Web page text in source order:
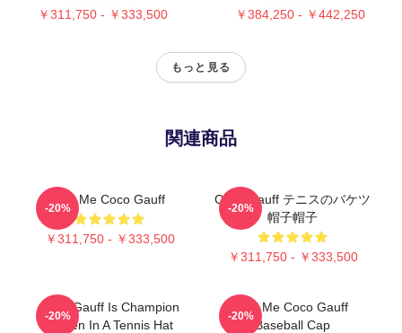
￥311,750 - ￥333,500 ￥384,250 - ￥442,250
もっと見る
関連商品
Call Me Coco Gauff
￥311,750 - ￥333,500
-20%
Coco Gauff テニスのバケツ
帽子帽子
￥311,750 - ￥333,500
-20%
Coco Gauff Is Champion
Queen In A Tennis Hat
-20%
Call Me Coco Gauff
Baseball Cap
-20%